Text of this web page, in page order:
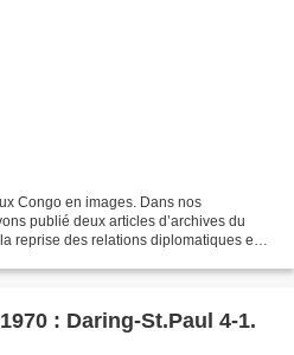
Congo en images. Dans nos
publié deux articles d’archives du
reprise des relations diplomatiques en
: Daring-St.Paul 4-1.